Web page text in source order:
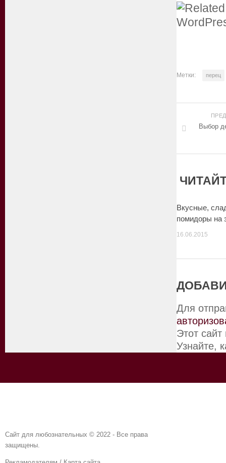
Метки: перец
Выбор
Вкусные,
помидоры на
16.06.2015
Для
Этот
Узнайте,
Сайт для любознательных © 2022 - Все права
защищены.